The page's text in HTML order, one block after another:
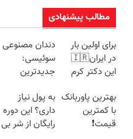
مطالب پیشنهادی
برای اولین بار
در ایران🇮🇷
این دکتر کرم
روزه ساخت!
دندان مصنوعی
سوئیسی:
جدیدترین
سبک و مقاوم |
پرداخت قسطی
بهترین پاوربانک
با کمترین
قیمت❗
به پول نیاز
داری؟ این دوره
رایگان از شر بی